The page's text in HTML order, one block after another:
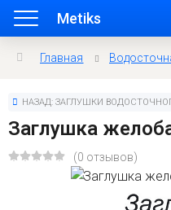
Metiks
Главная
НАЗАД: ЗАГЛУШКИ
Заглушка
(0 отзывов)